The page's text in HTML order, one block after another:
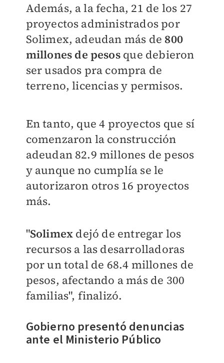
Además, a la fecha, 21 de los 27
proyectos administrados por
Solimex, adeudan más de 800
millones de pesosque debieron
ser usados pra compra de
terreno, licencias y permisos.
En tanto, que 4 proyectos que sí
comenzaron la construcción
adeudan 82.9 millones de pesos
y aunque no cumplía se le
autorizaron otros 16 proyectos
más.
"Solimex dejó de entregar los
recursos a las desarrolladoras
por un total de 68.4 millones de
pesos, afectando a más de 300
familias", finalizó.
Gobierno presentó denuncias
ante el Ministerio Público